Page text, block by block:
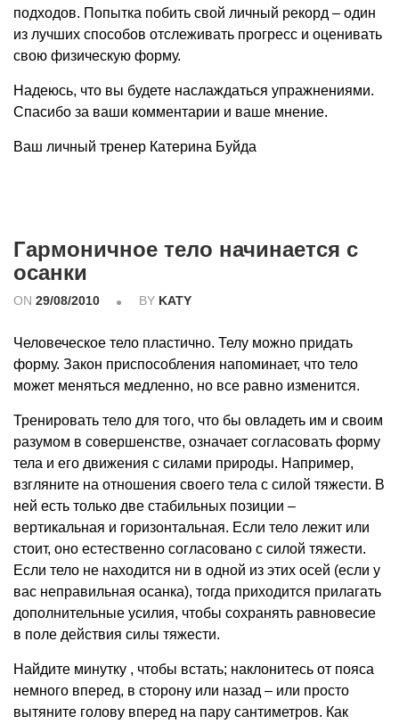
подходов. Попытка побить свой личный рекорд – один
из лучших способов отслеживать прогресс и оценивать
свою физическую форму.
Надеюсь, что вы будете наслаждаться упражнениями.
Спасибо за ваши комментарии и ваше мнение.
Ваш личный тренер Катерина Буйда
Гармоничное тело начинается с
осанки
ON 29/08/2010 BY KATY
Человеческое тело пластично. Телу можно придать
форму. Закон приспособления напоминает, что тело
может меняться медленно, но все равно изменится.
Тренировать тело для того, что бы овладеть им и своим
разумом в совершенстве, означает согласовать форму
тела и его движения с силами природы. Например,
взгляните на отношения своего тела с силой тяжести. В
ней есть только две стабильных позиции –
вертикальная и горизонтальная. Если тело лежит или
стоит, оно естественно согласовано с силой тяжести.
Если тело не находится ни в одной из этих осей (если у
вас неправильная осанка), тогда приходится прилагать
дополнительные усилия, чтобы сохранять равновесие
в поле действия силы тяжести.
Найдите минутку , чтобы встать; наклонитесь от пояса
немного вперед, в сторону или назад – или просто
вытяните голову вперед на пару сантиметров. Как